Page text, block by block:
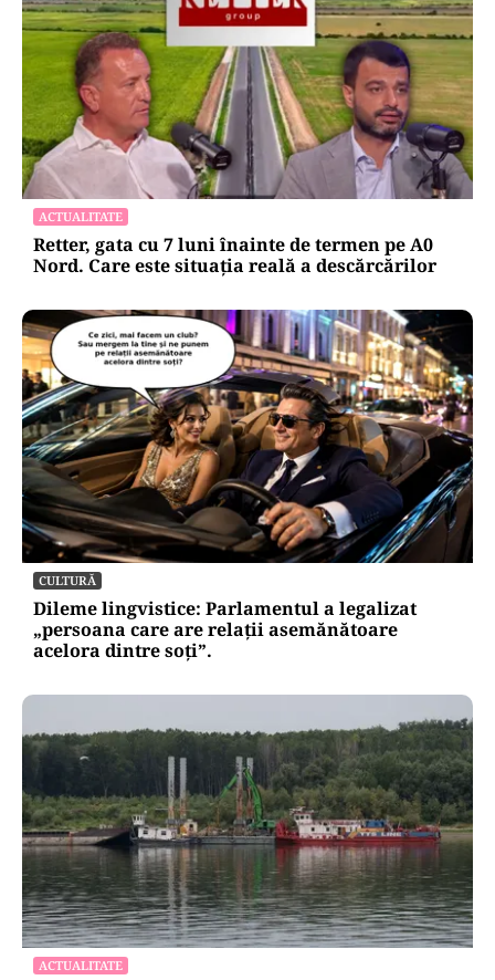
ACTUALITATE
Retter, gata cu 7 luni înainte de termen pe A0
Nord. Care este situația reală a descărcărilor
CULTURĂ
Dileme lingvistice: Parlamentul a legalizat
„persoana care are relații asemănătoare
acelora dintre soți”.
ACTUALITATE